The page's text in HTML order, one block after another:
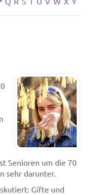
Senioren um die 70
sehr darunter.
Gifte und